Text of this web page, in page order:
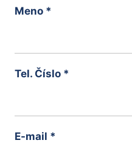
Meno *
Tel. Číslo *
E-mail *